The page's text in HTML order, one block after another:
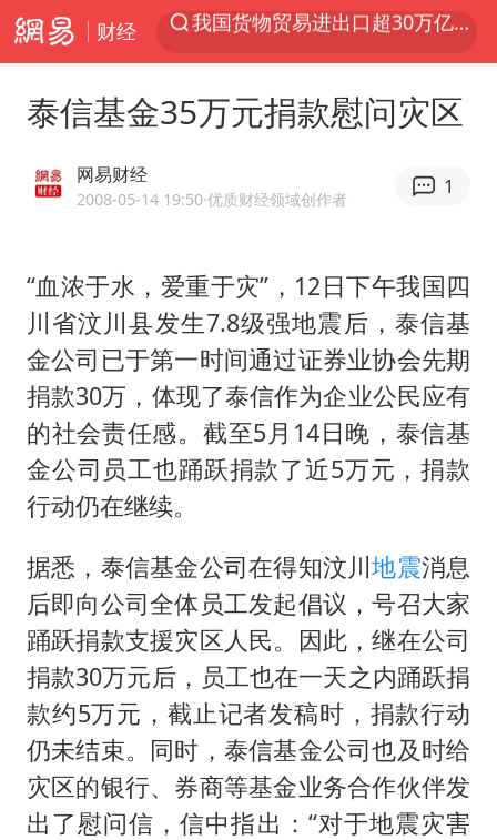
财经
上半年我国机械工业经济运行稳中有进
官方通报教师招聘笔试前13名被淘汰
“立秋的第一杯奶茶”又爆单了
泰国校园枪击案死亡人数升至7人
泰国枪击案凶手先杀祖父母后行凶
宇树科技中一签需缴款7.54万元
国防部：坚决反制任何闹海挑衅图谋
“新疆阿勒泰八月能滑雪”不实
江苏发布台风蓝色预警
向鹏0-3不敌张本智和
今日立秋你咬秋了吗
东方之约 相约未来
泰信基金35万元捐款慰问灾区
网易财经
2008-05-14 19:50·优质财经领域创作者
1
“血浓于水，爱重于灾”，12日下午我国四
川省汶川县发生7.8级强地震后，泰信基
金公司已于第一时间通过证券业协会先期
捐款30万，体现了泰信作为企业公民应有
的社会责任感。截至5月14日晚，泰信基
金公司员工也踊跃捐款了近5万元，捐款
行动仍在继续。
据悉，泰信基金公司在得知汶川地震消息
后即向公司全体员工发起倡议，号召大家
踊跃捐款支援灾区人民。因此，继在公司
捐款30万元后，员工也在一天之内踊跃捐
款约5万元，截止记者发稿时，捐款行动
仍未结束。同时，泰信基金公司也及时给
灾区的银行、券商等基金业务合作伙伴发
出了慰问信，信中指出：“对于地震灾害